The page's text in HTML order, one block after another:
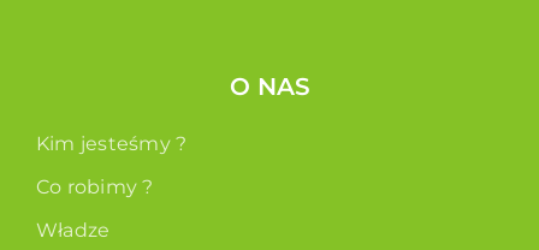
O NAS
Kim jesteśmy ?
Co robimy ?
Władze